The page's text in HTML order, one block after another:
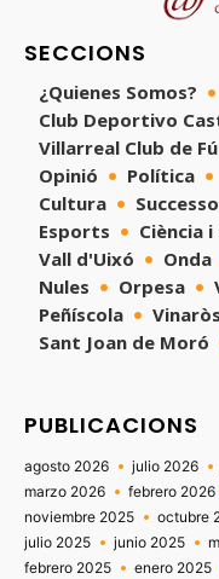
SECCIONS
¿Quienes Somos?
Club Deportivo
Villarreal Club de
Opinió
Política
Cultura
Esports
Ciència
Vall d'Uixó
Onda
Nules
Orpesa
Peñíscola
Vinaròs
Sant Joan de Moró
PUBLICACIONS
agosto 2026 julio 2026
marzo 2026
febrero 2026
noviembre 2025
octubre
julio 2025
junio 2025
febrero 2025
enero 2025